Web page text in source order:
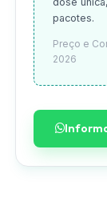
pacotes.
Preço e
2026